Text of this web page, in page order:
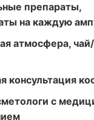
препараты,
на каждую
атмосфера,
консультация
с